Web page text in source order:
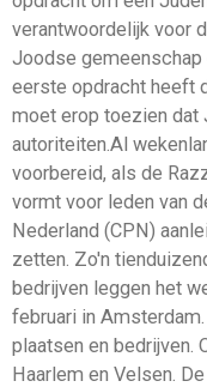
verantwoordelijk voor
Joodse gemeenschap
eerste opdracht heeft
moet erop toezien dat
autoriteiten.Al
voorbereid, als de
vormt voor leden van
Nederland (CPN)
zetten. Zo'n
bedrijven leggen het
februari in
plaatsen en bedrijven.
Haarlem en Velsen.